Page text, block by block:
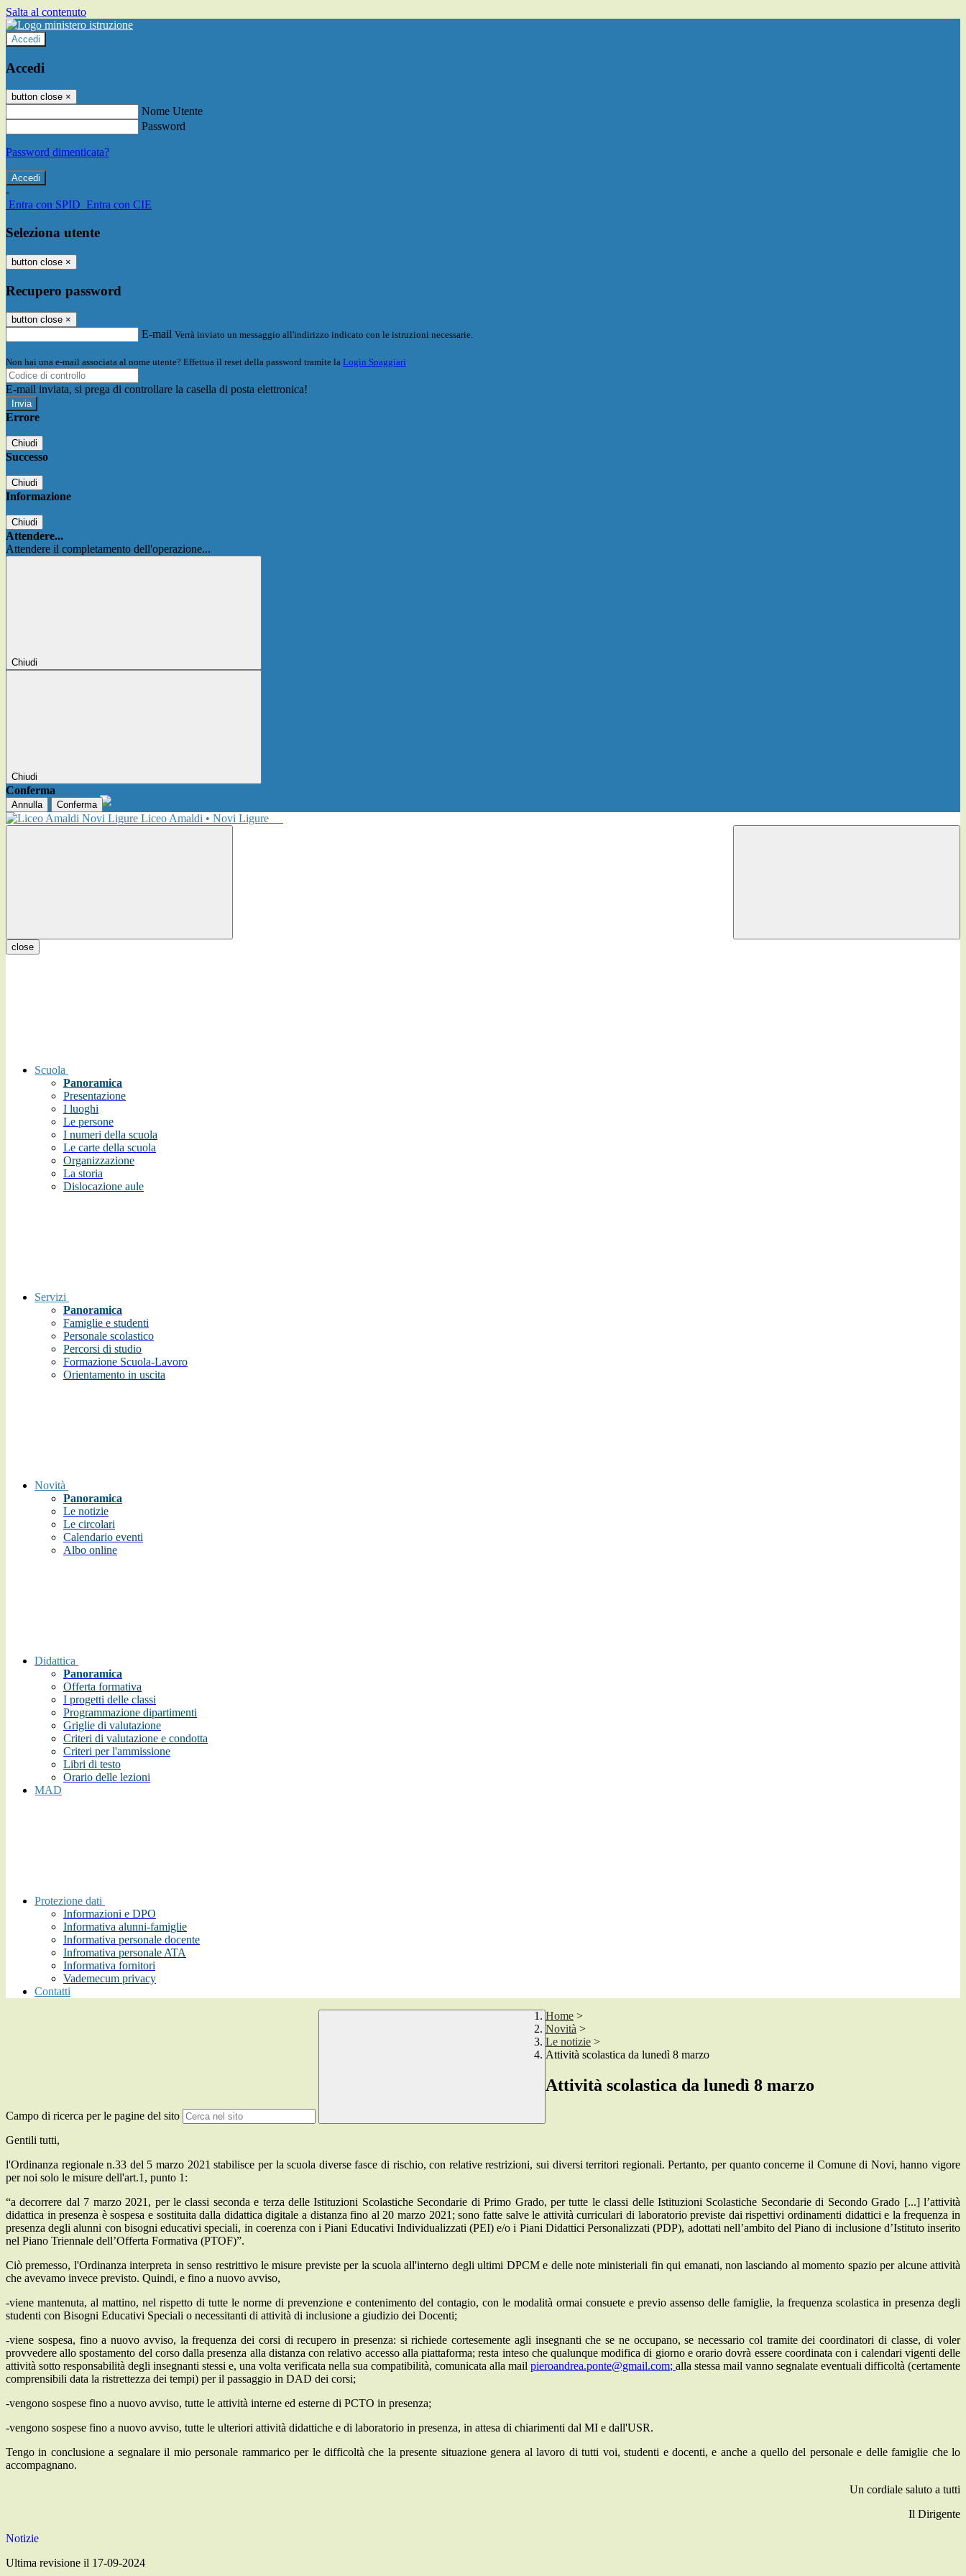
Salta al contenuto
Accedi
Accedi
button close ×
Nome Utente
Password
Password dimenticata?
-
Entra con SPID Entra con CIE
Seleziona utente
button close ×
Recupero password
button close ×
E-mail Verrà inviato un messaggio all'indirizzo indicato con le istruzioni necessarie.
Non hai una e-mail associata al nome utente? Effettua il reset della password tramite la Login Spaggiari
E-mail inviata, si prega di controllare la casella di posta elettronica!
Errore
Chiudi
Successo
Chiudi
Informazione
Chiudi
Attendere...
Attendere il completamento dell'operazione...
Chiudi
Chiudi
Conferma
Annulla Conferma
Liceo Amaldi • Novi Ligure
close
Scuola
Panoramica
Presentazione
I luoghi
Le persone
I numeri della scuola
Le carte della scuola
Organizzazione
La storia
Dislocazione aule
Servizi
Panoramica
Famiglie e studenti
Personale scolastico
Percorsi di studio
Formazione Scuola-Lavoro
Orientamento in uscita
Novità
Panoramica
Le notizie
Le circolari
Calendario eventi
Albo online
Didattica
Panoramica
Offerta formativa
I progetti delle classi
Programmazione dipartimenti
Griglie di valutazione
Criteri di valutazione e condotta
Criteri per l'ammissione
Libri di testo
Orario delle lezioni
MAD
Protezione dati
Informazioni e DPO
Informativa alunni-famiglie
Informativa personale docente
Infromativa personale ATA
Informativa fornitori
Vademecum privacy
Contatti
Campo di ricerca per le pagine del sito
Home >
Novità >
Le notizie >
Attività scolastica da lunedì 8 marzo
Attività scolastica da lunedì 8 marzo
Gentili tutti,
l'Ordinanza regionale n.33 del 5 marzo 2021 stabilisce per la scuola diverse fasce di rischio, con relative restrizioni, sui diversi territori regionali. Pertanto, per quanto concerne il Comune di Novi, hanno vigore
per noi solo le misure dell'art.1, punto 1:
“a decorrere dal 7 marzo 2021, per le classi seconda e terza delle Istituzioni Scolastiche Secondarie di Primo Grado, per tutte le classi delle Istituzioni Scolastiche Secondarie di Secondo Grado [...] l’attività
didattica in presenza è sospesa e sostituita dalla didattica digitale a distanza fino al 20 marzo 2021; sono fatte salve le attività curriculari di laboratorio previste dai rispettivi ordinamenti didattici e la frequenza in
presenza degli alunni con bisogni educativi speciali, in coerenza con i Piani Educativi Individualizzati (PEI) e/o i Piani Didattici Personalizzati (PDP), adottati nell’ambito del Piano di inclusione d’Istituto inserito
nel Piano Triennale dell’Offerta Formativa (PTOF)”.
Ciò premesso, l'Ordinanza interpreta in senso restrittivo le misure previste per la scuola all'interno degli ultimi DPCM e delle note ministeriali fin qui emanati, non lasciando al momento spazio per alcune attività
che avevamo invece previsto. Quindi, e fino a nuovo avviso,
-viene mantenuta, al mattino, nel rispetto di tutte le norme di prevenzione e contenimento del contagio, con le modalità ormai consuete e previo assenso delle famiglie, la frequenza scolastica in presenza degli
studenti con Bisogni Educativi Speciali o necessitanti di attività di inclusione a giudizio dei Docenti;
-viene sospesa, fino a nuovo avviso, la frequenza dei corsi di recupero in presenza: si richiede cortesemente agli insegnanti che se ne occupano, se necessario col tramite dei coordinatori di classe, di voler
provvedere allo spostamento del corso dalla presenza alla distanza con relativo accesso alla piattaforma; resta inteso che qualunque modifica di giorno e orario dovrà essere coordinata con i calendari vigenti delle
attività sotto responsabilità degli insegnanti stessi e, una volta verificata nella sua compatibilità, comunicata alla mail pieroandrea.ponte@gmail.com; alla stessa mail vanno segnalate eventuali difficoltà (certamente
comprensibili data la ristrettezza dei tempi) per il passaggio in DAD dei corsi;
-vengono sospese fino a nuovo avviso, tutte le attività interne ed esterne di PCTO in presenza;
-vengono sospese fino a nuovo avviso, tutte le ulteriori attività didattiche e di laboratorio in presenza, in attesa di chiarimenti dal MI e dall'USR.
Tengo in conclusione a segnalare il mio personale rammarico per le difficoltà che la presente situazione genera al lavoro di tutti voi, studenti e docenti, e anche a quello del personale e delle famiglie che lo
accompagnano.
Un cordiale saluto a tutti
Il Dirigente
Notizie
Ultima revisione il 17-09-2024